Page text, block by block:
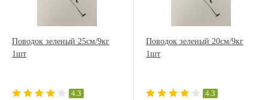
Поводок зеленый 25см/9кг
1шт
4.3
Поводок зеленый 20см/9кг
1шт
4.3